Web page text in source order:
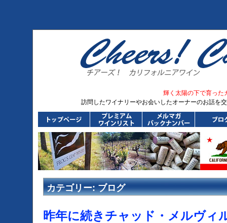
輝く太陽の下で育った
訪問したワイナリーやお会いしたオーナーのお話を
カテゴリー:ブログ
昨年に続きチャッド・メルヴィ